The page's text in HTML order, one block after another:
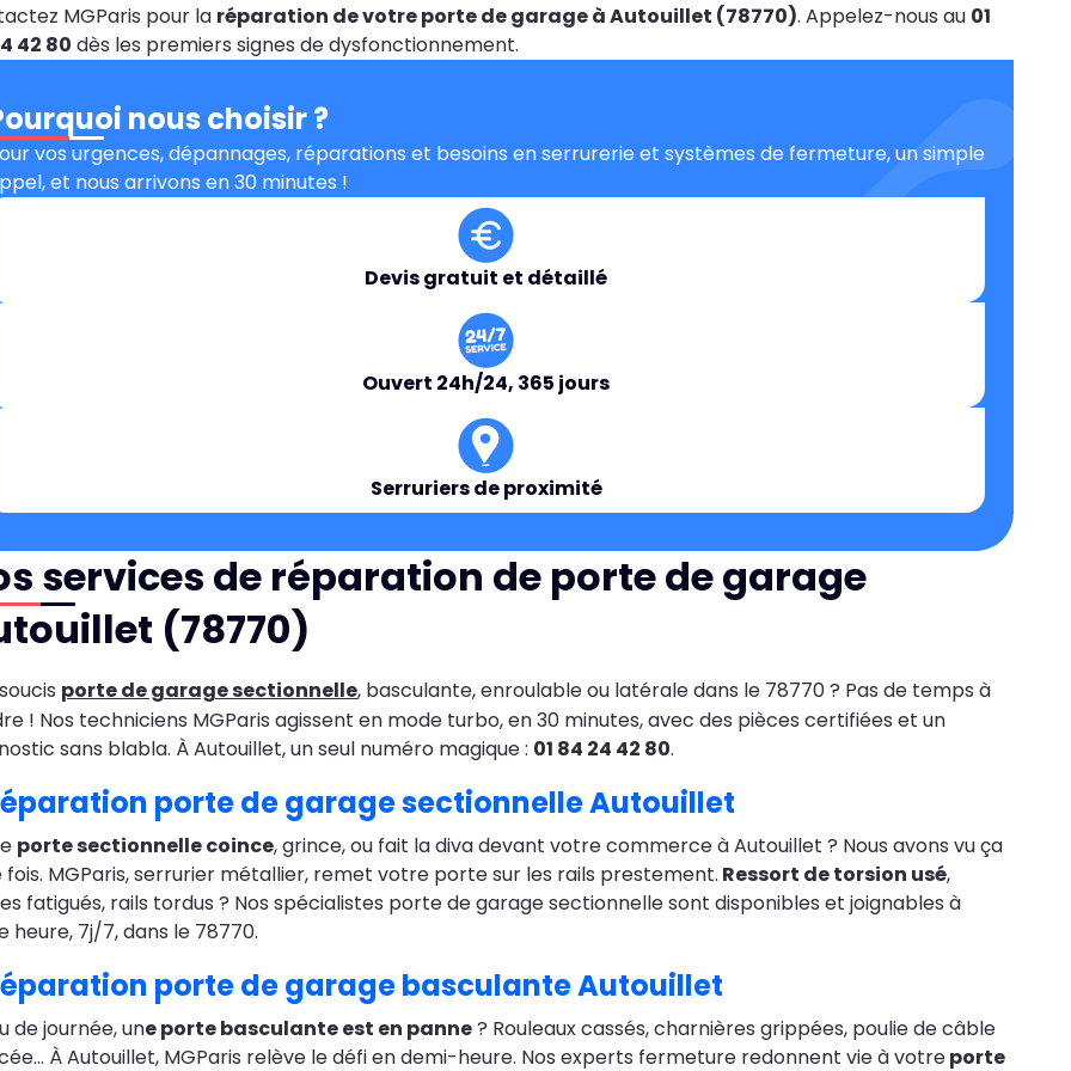
MGParis pour la réparation de votre porte de garage à Autouillet (78770). Appelez-nous au 01
42 80 dès les premiers signes de dysfonctionnement.
nous choisir ?
vos urgences, dépannages, réparations et besoins en serrurerie et systèmes de fermeture, un simple
et nous arrivons en 30 minutes !
Devis gratuit et détaillé
Ouvert 24h/24, 365 jours
Serruriers de proximité
services de réparation de porte de garage
(78770)
porte de garage sectionnelle, basculante, enroulable ou latérale dans le 78770 ? Pas de temps à
! Nos techniciens MGParis agissent en mode turbo, en 30 minutes, avec des pièces certifiées et un
sans blabla. À Autouillet, un seul numéro magique : 01 84 24 42 80.
porte de garage sectionnelle Autouillet
porte sectionnelle coince, grince, ou fait la diva devant votre commerce à Autouillet ? Nous avons vu ça
fois. MGParis, serrurier métallier, remet votre porte sur les rails prestement. Ressort de torsion usé,
fatigués, rails tordus ? Nos spécialistes porte de garage sectionnelle sont disponibles et joignables à
heure, 7j/7, dans le 78770.
porte de garage basculante Autouillet
de journée, une porte basculante est en panne? Rouleaux cassés, charnières grippées, poulie de câble
À Autouillet, MGParis relève le défi en demi-heure. Nos experts fermeture redonnent vie à votreporte